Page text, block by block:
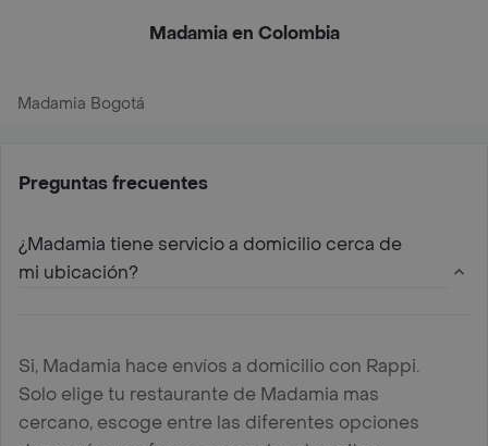
Madamia en Colombia
Madamia Bogotá
Preguntas frecuentes
¿Madamia tiene servicio a domicilio cerca de
mi ubicación?
Si, Madamia hace envíos a domicilio con Rappi.
Solo elige tu restaurante de Madamia mas
cercano, escoge entre las diferentes opciones